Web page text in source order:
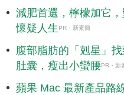
減肥首選，檸檬加它
懷疑人生 PR・新素簡
腹部脂肪的「剋星」
肚囊，瘦出小蠻腰PR・新
蘋果 Mac 最新產品路